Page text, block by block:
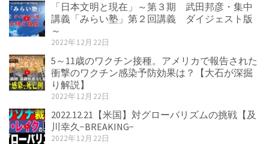
「日本文明と現在」～第３期 武田邦彦・集中
講義「みらい塾」第２回講義 ダイジェスト版
～
2022年12月22日
5～11歳のワクチン接種。アメリカで報告された
衝撃のワクチン感染予防効果は？【大石が深掘
り解説】
2022年12月22日
2022.12.21【米国】対グローバリズムの挑戦【及
川幸久−BREAKING−
2022年12月22日